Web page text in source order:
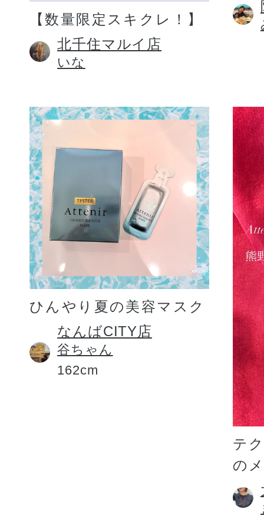
【数量限定スキクレ！】
北千住マルイ店
いな
ひんやり夏の美容マスク
なんばCITY店
谷ちゃん
162cm
テ
の